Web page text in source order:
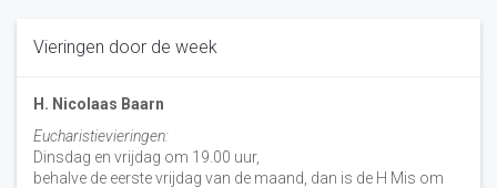
Vieringen door de week
H. Nicolaas Baarn
Eucharistievieringen:
Dinsdag en vrijdag om 19.00 uur,
behalve de eerste vrijdag van de maand, dan is de H Mis om